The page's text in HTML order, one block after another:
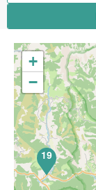
19
+
−